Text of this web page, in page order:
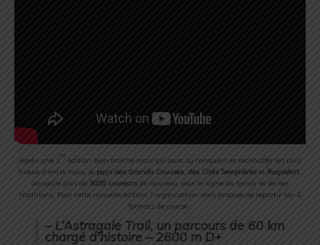
Après une 1
ère
édition bien fraîche mais qui aura su conquérir et réchauffer les plus
frileux d’entre nous, le pays des Grands Causses, des Cités Templières et Roquefort,
accueille plus de 3000 coureurs de nouveau sous le signe du terroir et de ses
traditions. Pour cette nouvelle édition, l’organisation vous propose de repartir sur 4
formats de course :
– L’Astragale Trail, un parcours de 60 km
chargé d’histoire – 2600 m D+